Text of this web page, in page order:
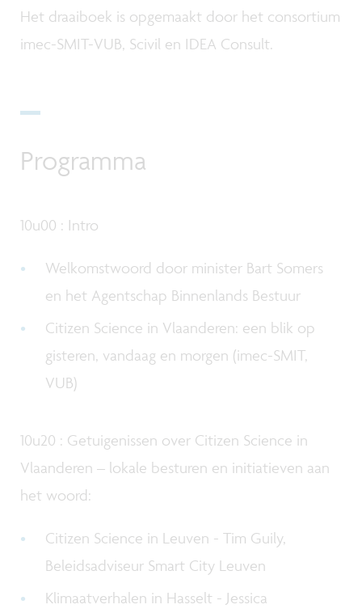
Het draaiboek is opgemaakt door het consortium
imec-SMIT-VUB, Scivil en IDEA Consult.
Programma
10u00 : Intro
Welkomstwoord door minister Bart Somers
en het Agentschap Binnenlands Bestuur
Citizen Science in Vlaanderen: een blik op
gisteren, vandaag en morgen (imec-SMIT,
VUB)
10u20 : Getuigenissen over Citizen Science in
Vlaanderen – lokale besturen en initiatieven aan
het woord:
Citizen Science in Leuven - Tim Guily,
Beleidsadviseur Smart City Leuven
Klimaatverhalen in Hasselt - Jessica